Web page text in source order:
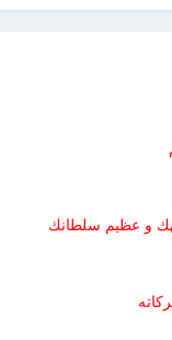
و عظيم سلطانك